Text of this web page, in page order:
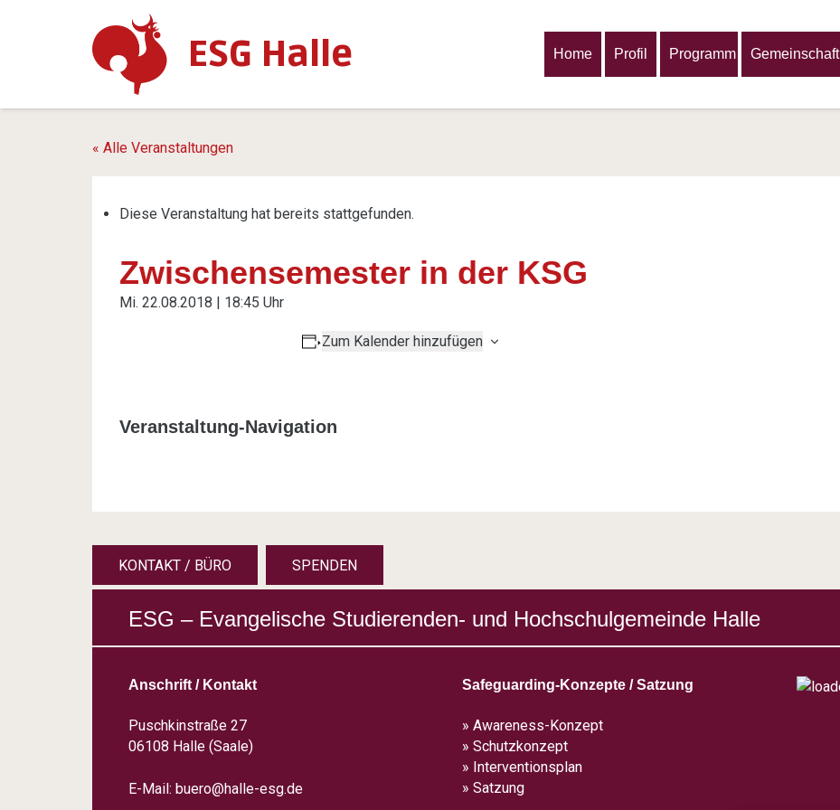
ESG Halle Home Profil Programm Gemeinschaft
« Alle Veranstaltungen
Diese Veranstaltung hat bereits stattgefunden.
Zwischensemester in der KSG
Mi. 22.08.2018 | 18:45 Uhr
Zum Kalender hinzufügen
Veranstaltung-Navigation
KONTAKT / BÜRO SPENDEN
ESG – Evangelische Studierenden- und Hochschulgemeinde Halle
Anschrift / Kontakt
Puschkinstraße 27
06108 Halle (Saale)
E-Mail: buero@halle-esg.de
Safeguarding-Konzepte / Satzung
» Awareness-Konzept
» Schutzkonzept
» Interventionsplan
» Satzung